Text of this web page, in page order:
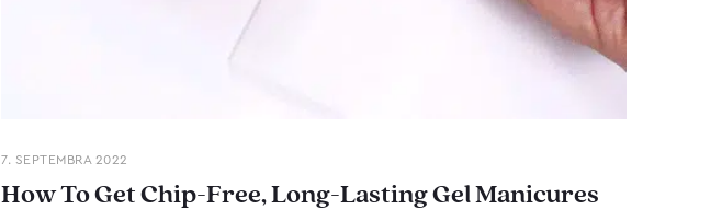
7. SEPTEMBRA 2022
How To Get Chip-Free, Long-Lasting Gel Manicures